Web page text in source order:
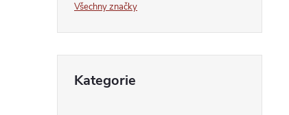
Všechny značky
kategorie
Kategorie